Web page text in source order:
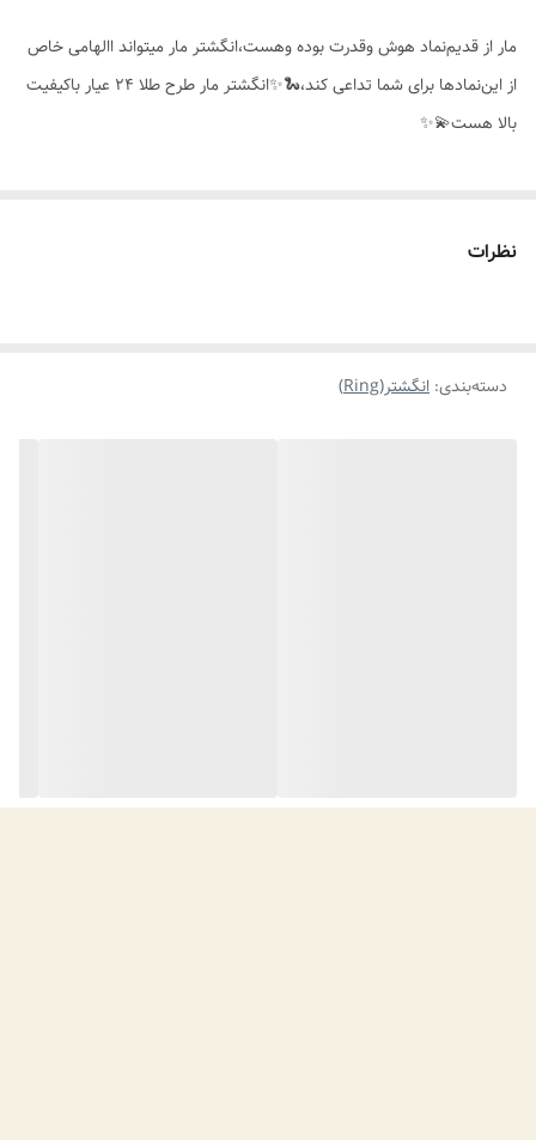
مار از قدیم‌نماد هوش وقدرت بوده وهست،انگشتر مار میتواند االهامی خاص
از این‌نمادها برای شما تداعی کند،🐍✨️انگشتر مار طرح طلا ۲۴ عیار باکیفیت
بالا هست💫✨️
نظرات
دسته‌بندی: انگشتر(Ring)